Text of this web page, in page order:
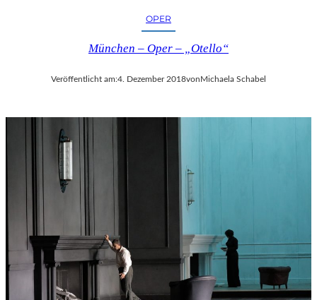
OPER
München – Oper – „Otello“
Veröffentlicht am:4. Dezember 2018vonMichaela Schabel